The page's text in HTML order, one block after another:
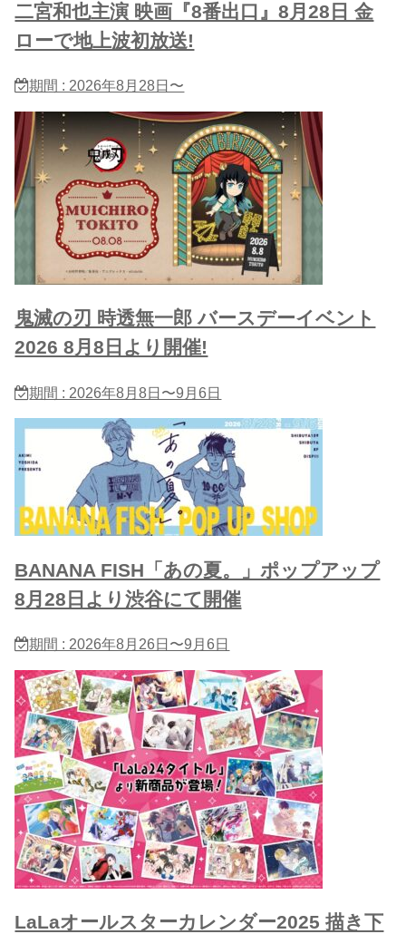
二宮和也主演 映画『8番出口』8月28日 金
ローで地上波初放送!
期間 : 2026年8月28日〜
鬼滅の刃 時透無一郎 バースデーイベント
2026 8月8日より開催!
期間 : 2026年8月8日〜9月6日
BANANA FISH「あの夏。」ポップアップ
8月28日より渋谷にて開催
期間 : 2026年8月26日〜9月6日
LaLaオールスターカレンダー2025 描き下